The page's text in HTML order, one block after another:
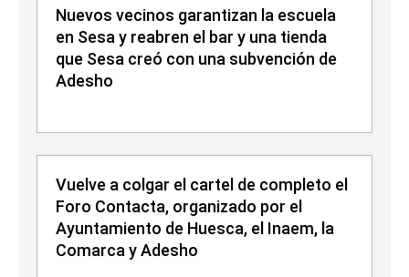
Nuevos vecinos garantizan la escuela
en Sesa y reabren el bar y una tienda
que Sesa creó con una subvención de
Adesho
Vuelve a colgar el cartel de completo el
Foro Contacta, organizado por el
Ayuntamiento de Huesca, el Inaem, la
Comarca y Adesho